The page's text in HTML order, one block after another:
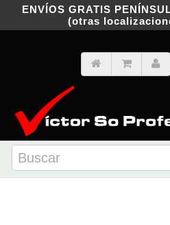
ENVÍOS GRATIS
(otras